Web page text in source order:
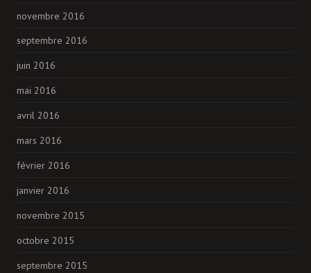
novembre 2016
septembre 2016
juin 2016
mai 2016
avril 2016
mars 2016
février 2016
janvier 2016
novembre 2015
octobre 2015
septembre 2015